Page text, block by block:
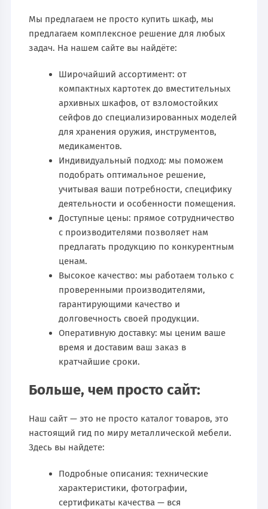
Мы предлагаем не просто купить шкаф, мы
предлагаем комплексное решение для любых
задач. На нашем сайте вы найдёте:
Широчайший ассортимент: от
компактных картотек до вместительных
архивных шкафов, от взломостойких
сейфов до специализированных моделей
для хранения оружия, инструментов,
медикаментов.
Индивидуальный подход: мы поможем
подобрать оптимальное решение,
учитывая ваши потребности, специфику
деятельности и особенности помещения.
Доступные цены: прямое сотрудничество
с производителями позволяет нам
предлагать продукцию по конкурентным
ценам.
Высокое качество: мы работаем только с
проверенными производителями,
гарантирующими качество и
долговечность своей продукции.
Оперативную доставку: мы ценим ваше
время и доставим ваш заказ в
кратчайшие сроки.
Больше, чем просто сайт:
Наш сайт — это не просто каталог товаров, это
настоящий гид по миру металлической мебели.
Здесь вы найдете:
Подробные описания: технические
характеристики, фотографии,
сертификаты качества — вся